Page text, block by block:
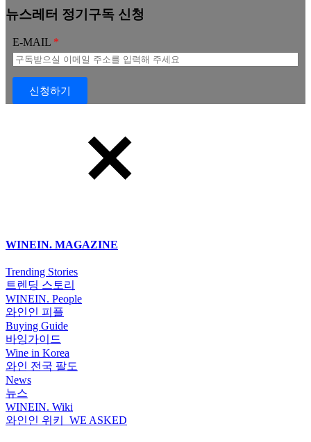
뉴스레터 정기구독 신청
E-MAIL
신청하기
WINEIN. MAGAZINE
Trending Stories
트렌딩 스토리
WINEIN. People
와인인 피플
Buying Guide
바잉가이드
Wine in Korea
와인 전국 팔도
News
뉴스
WINEIN. Wiki
와인인 위키_WE ASKED